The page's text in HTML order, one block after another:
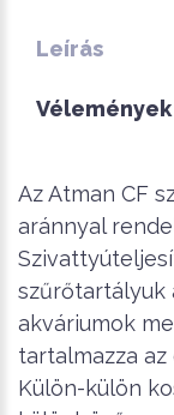
Leírás
Vélemények
Az Atman CF
aránnyal
szűrőtartályuk
akváriumok
tartalmazza
Külön-külön